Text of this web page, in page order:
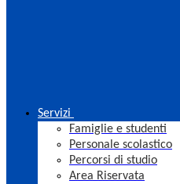
Servizi
Famiglie e studenti
Personale scolastico
Percorsi di studio
Area Riservata